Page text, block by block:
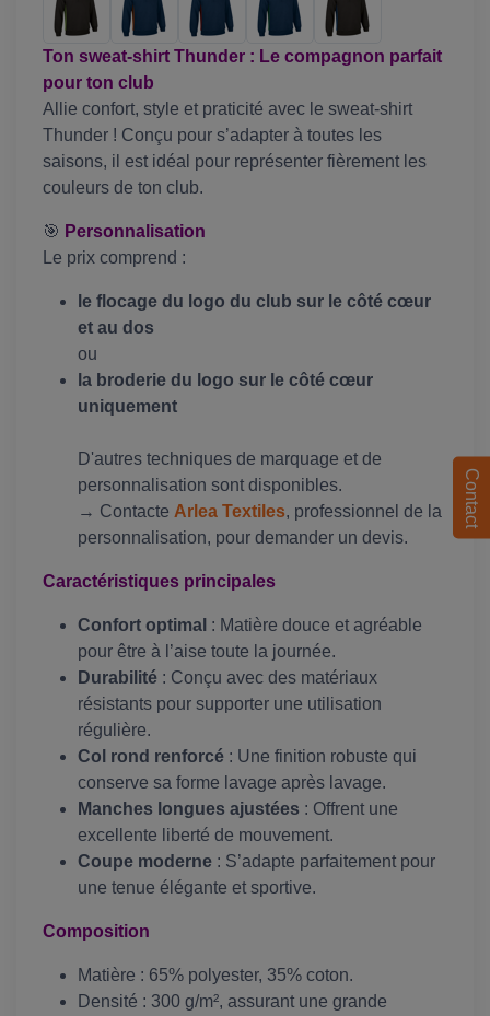
Ton sweat-shirt Thunder : Le compagnon parfait
pour ton club
Allie confort, style et praticité avec le sweat-shirt
Thunder ! Conçu pour s’adapter à toutes les
saisons, il est idéal pour représenter fièrement les
couleurs de ton club.
🎯 Personnalisation
Le prix comprend :
le flocage du logo du club sur le côté cœur
et au dos
ou
la broderie du logo sur le côté cœur
uniquement
D'autres techniques de marquage et de
personnalisation sont disponibles.
→ Contacte Arlea Textiles, professionnel de la
personnalisation, pour demander un devis.
Caractéristiques principales
Confort optimal : Matière douce et agréable
pour être à l’aise toute la journée.
Durabilité : Conçu avec des matériaux
résistants pour supporter une utilisation
régulière.
Col rond renforcé : Une finition robuste qui
conserve sa forme lavage après lavage.
Manches longues ajustées : Offrent une
excellente liberté de mouvement.
Coupe moderne : S’adapte parfaitement pour
une tenue élégante et sportive.
Composition
Matière : 65% polyester, 35% coton.
Densité : 300 g/m², assurant une grande
Contact